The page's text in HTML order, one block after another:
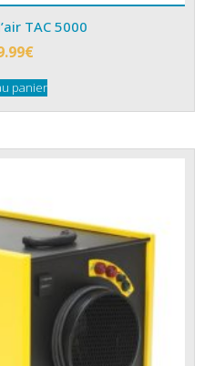
TAC 5000
€
panier